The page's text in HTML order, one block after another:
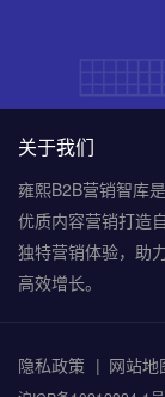
关于我们
雍熙B2B营销智库
优质内容营销打造
独特营销体验，助
高效增长。
隐私政策 网站地